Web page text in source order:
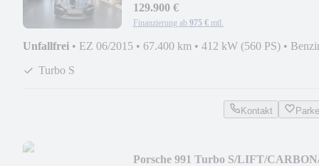
129.900 €
Finanzierung ab 975 € mtl.
Unfallfrei • EZ 06/2015 • 67.400 km • 412 kW (560 PS) •
Turbo S
Kontakt
Porsche 991 Turbo S/LIFT/